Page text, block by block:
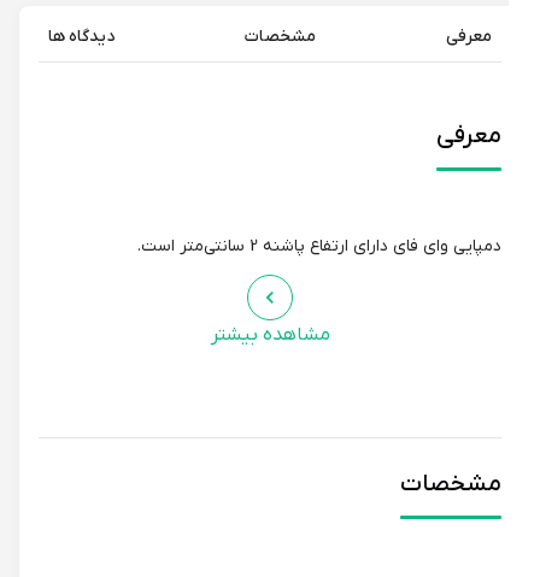
معرفی مشخصات دیدگاه ها
معرفی
دمپایی وای فای دارای ارتفاع پاشنه 2 سانتی‌متر است.
مشاهده بیشتر
مشخصات